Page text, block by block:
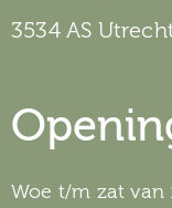
3534 AS
Woe t/m zat van